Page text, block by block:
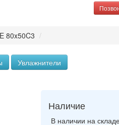
80x50C3 /
Увлажнители
Наличие
В наличии на